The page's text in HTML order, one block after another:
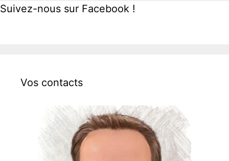
Suivez-nous sur Facebook !
Vos contacts